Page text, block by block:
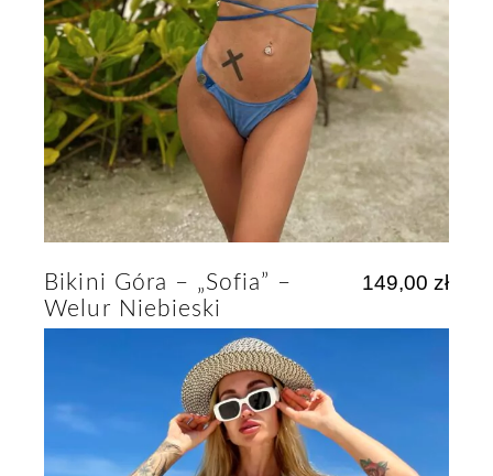
Bikini Góra – „Sofia” –
Welur Niebieski
149,00 zł